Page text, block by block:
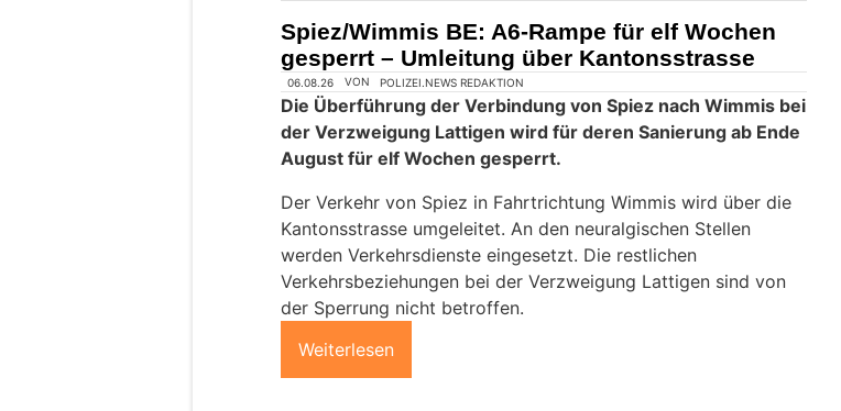
Spiez/Wimmis BE: A6-Rampe für elf Wochen
gesperrt – Umleitung über Kantonsstrasse